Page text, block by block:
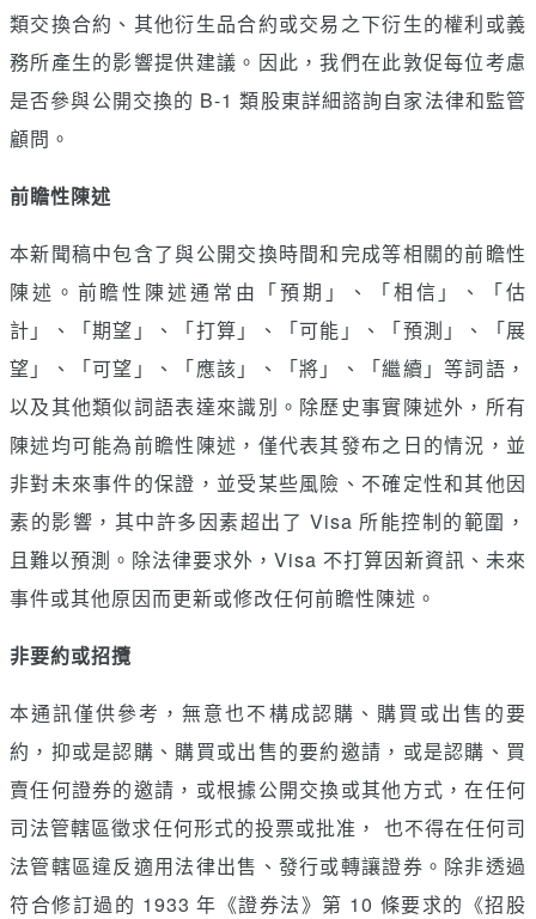
類交換合約、其他衍生品合約或交易之下衍生的權利或義
務所產生的影響提供建議。因此，我們在此敦促每位考慮
是否參與公開交換的 B-1 類股東詳細諮詢自家法律和監管
顧問。
前瞻性陳述
本新聞稿中包含了與公開交換時間和完成等相關的前瞻性
陳述。前瞻性陳述通常由「預期」、「相信」、「估
計」、「期望」、「打算」、「可能」、「預測」、「展
望」、「可望」、「應該」、「將」、「繼續」等詞語，
以及其他類似詞語表達來識別。除歷史事實陳述外，所有
陳述均可能為前瞻性陳述，僅代表其發布之日的情況，並
非對未來事件的保證，並受某些風險、不確定性和其他因
素的影響，其中許多因素超出了 Visa 所能控制的範圍，
且難以預測。除法律要求外，Visa 不打算因新資訊、未來
事件或其他原因而更新或修改任何前瞻性陳述。
非要約或招攬
本通訊僅供參考，無意也不構成認購、購買或出售的要
約，抑或是認購、購買或出售的要約邀請，或是認購、買
賣任何證券的邀請，或根據公開交換或其他方式，在任何
司法管轄區徵求任何形式的投票或批准， 也不得在任何司
法管轄區違反適用法律出售、發行或轉讓證券。除非透過
符合修訂過的 1933 年《證券法》第 10 條要求的《招股